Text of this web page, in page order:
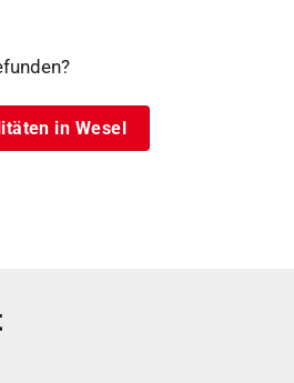
in Wesel